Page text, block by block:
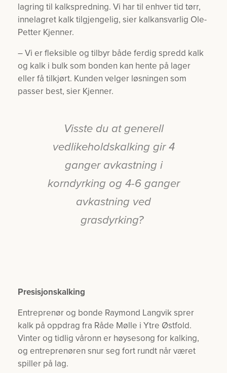
lagring til kalkspredning. Vi har til enhver tid tørr,
innelagret kalk tilgjengelig, sier kalkansvarlig Ole-
Petter Kjenner.
– Vi er fleksible og tilbyr både ferdig spredd kalk
og kalk i bulk som bonden kan hente på lager
eller få tilkjørt. Kunden velger løsningen som
passer best, sier Kjenner.
Visste du at generell
vedlikeholdskalking gir 4
ganger avkastning i
korndyrking og 4-6 ganger
avkastning ved
grasdyrking?
Presisjonskalking
Entreprenør og bonde Raymond Langvik sprer
kalk på oppdrag fra Råde Mølle i Ytre Østfold.
Vinter og tidlig våronn er høysesong for kalking,
og entreprenøren snur seg fort rundt når været
spiller på lag.